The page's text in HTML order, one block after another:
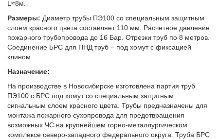
L≈8м.
Размеры: Диаметр трубы ПЭ100 со специальным защитным
слоем красного цвета составляет 110 мм. Расчетное давление
пожарного трубопровода до 16 Бар. Отрезки труб по 8 метров.
Соединение БРС для ПНД труб – под хомут с фиксацией
клином.
Назначение:
На производстве в Новосибирске изготовлена партия труб
ПЭ100 с БРС под хомут со специальным защитным
сигнальным слоем красного цвета. Трубы предназначены для
монтажа пожарного сухопровода для предотвращения
возможных ЧС на крупнейшем горно-металлургическом
комплексе северо-западного федерального округа. Труба БРС